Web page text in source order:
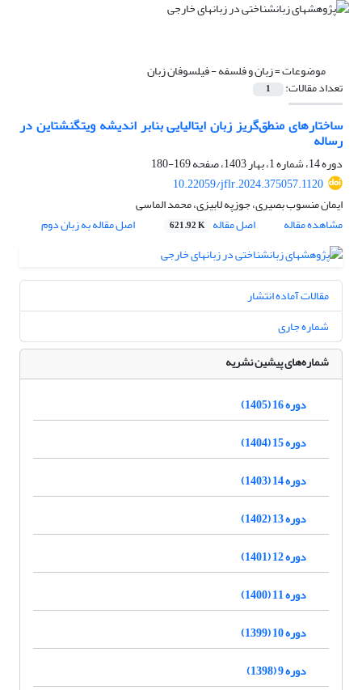
موضوعات =زبان و فلسفه - فیلسوفان زبان
تعداد مقالات: 1
ساختارهای منطق‌گریز زبان ایتالیایی بنابر اندیشه ویتگنشتاین در
رساله
دوره 14، شماره 1، بهار 1403، صفحه
169-180
10.22059/jflr.2024.375057.1120
ایمان منسوب بصیری، جوزپه لابیزی، محمد الماسی
مشاهده مقاله
اصل مقاله 621.92 K اصل مقاله به زبان دوم
مقالات آماده انتشار
شماره جاری
شماره‌های پیشین نشریه
دوره 16 (1405)
دوره 15 (1404)
دوره 14 (1403)
دوره 13 (1402)
دوره 12 (1401)
دوره 11 (1400)
دوره 10 (1399)
دوره 9 (1398)